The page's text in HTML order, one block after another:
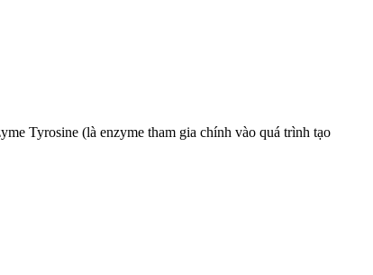
Tyrosine (là enzyme tham gia chính vào quá trình tạo